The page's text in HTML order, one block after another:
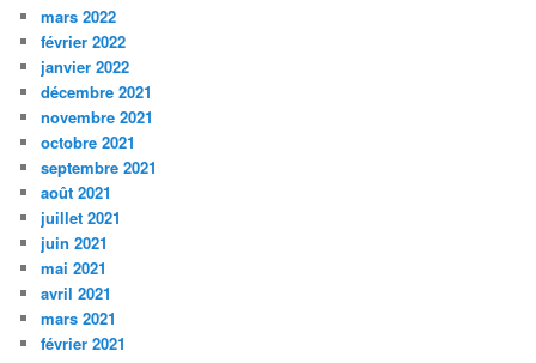
mars 2022
février 2022
janvier 2022
décembre 2021
novembre 2021
octobre 2021
septembre 2021
août 2021
juillet 2021
juin 2021
mai 2021
avril 2021
mars 2021
février 2021